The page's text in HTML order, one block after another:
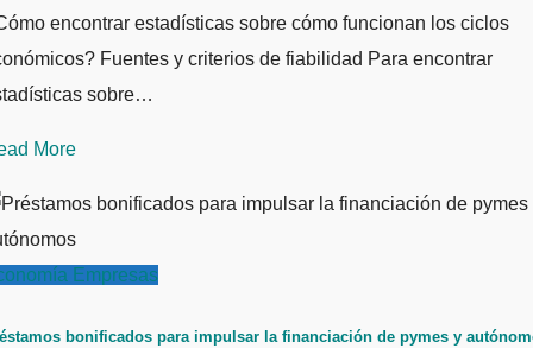
encontrar estadísticas sobre cómo funcionan los ciclos
Fuentes y criterios de fiabilidad Para encontrar
sobre…
More
Empresas
bonificados para impulsar la financiación de pymes y